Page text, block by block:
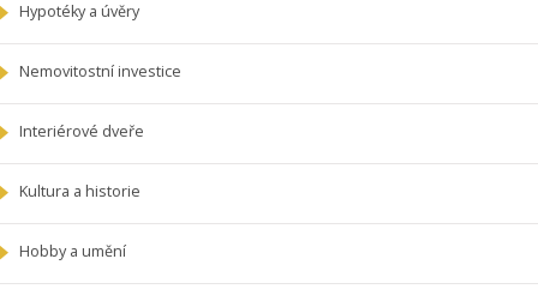
Hypotéky a úvěry
Nemovitostní investice
Interiérové dveře
Kultura a historie
Hobby a umění